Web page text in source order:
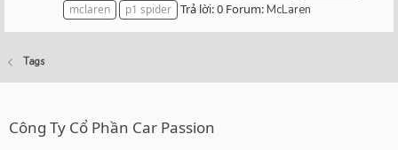
mclaren
p1 spider Trả lời: 0 Forum:McLaren
Tags
Công Ty Cổ Phần Car Passion